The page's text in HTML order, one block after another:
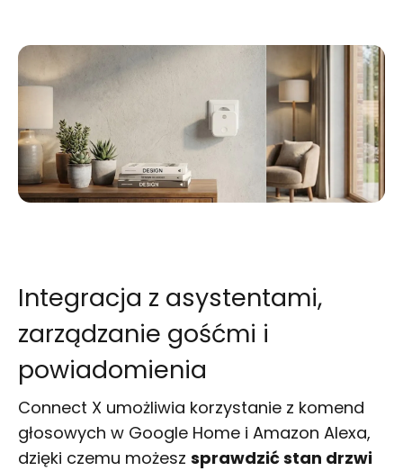
Integracja z asystentami,
zarządzanie gośćmi i
powiadomienia
Connect X umożliwia korzystanie z komend
głosowych w Google Home i Amazon Alexa,
dzięki czemu możesz sprawdzić stan drzwi